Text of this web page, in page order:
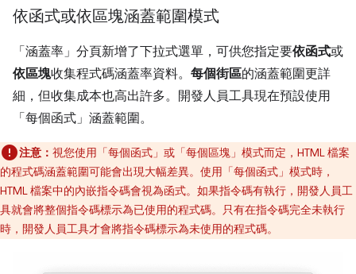
依函式或依區塊涵蓋範圍模式
「涵蓋率」分頁新增了下拉式選單，可供您指定要依函式或
依區塊收集程式碼涵蓋率資料。 每個街區的涵蓋範圍更詳
細，但收集成本也高出許多。開發人員工具現在預設使用
「每個函式」 涵蓋範圍。
注意： 視您使用「每個函式」 或「每個區塊」 模式而定，HTML 檔案
的程式碼涵蓋範圍可能會出現大幅差異。使用「每個函式」 模式時，
HTML 檔案中的內嵌指令碼會視為函式。如果指令碼有執行，開發人員工
具就會將整個指令碼標示為已使用的程式碼。只有在指令碼完全未執行
時，開發人員工具才會將指令碼標示為未使用的程式碼。